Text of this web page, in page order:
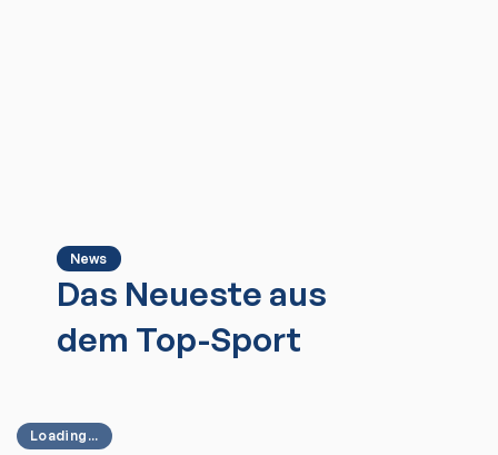
News
Das Neueste aus
dem Top-Sport
Loading...